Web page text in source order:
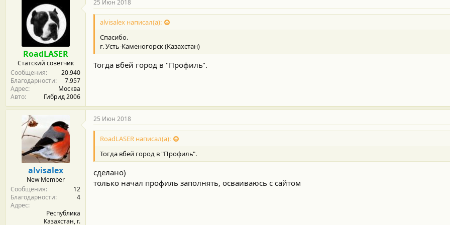
RoadLASER
Статский советчик
Сообщения
20.940
Благодарности
7.957
Адрес
Москва
Авто
Гибрид 2006
25 Июн 2018
alvisalex написал(а):
Спасибо.
г. Усть-Каменогорск (Казахстан)
Тогда вбей город в "Профиль".
alvisalex
New Member
Сообщения
12
Благодарности
4
Адрес
Республика
Казахстан, г.
25 Июн 2018
RoadLASER написал(а):
Тогда вбей город в "Профиль".
сделано)
только начал профиль заполнять, осваиваюсь с сайтом